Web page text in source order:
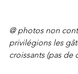
@ photos non
privilégions les
croissants (pas de